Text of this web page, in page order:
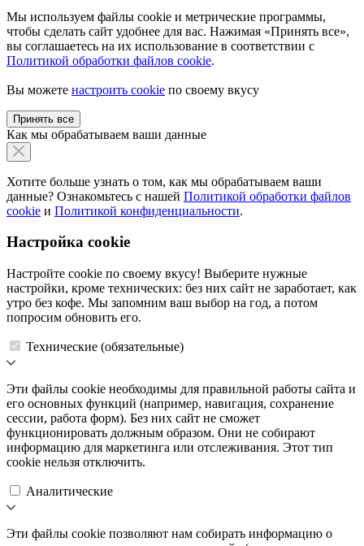
Мы используем файлы cookie и метрические программы,
чтобы сделать сайт удобнее для вас. Нажимая «Принять все»,
вы соглашаетесь на их использование в соответствии с
Политикой обработки файлов cookie.
Вы можете настроить cookie по своему вкусу
Принять все
Как мы обрабатываем ваши данные
Хотите больше узнать о том, как мы обрабатываем ваши
данные? Ознакомьтесь с нашей Политикой обработки файлов
cookie и Политикой конфиденциальности.
Настройка cookie
Настройте cookie по своему вкусу! Выберите нужные
настройки, кроме технических: без них сайт не заработает, как
утро без кофе. Мы запомним ваш выбор на год, а потом
попросим обновить его.
Технические (обязательные)
Эти файлы cookie необходимы для правильной работы сайта и
его основных функций (например, навигация, сохранение
сессии, работа форм). Без них сайт не сможет
функционировать должным образом. Они не собирают
информацию для маркетинга или отслеживания. Этот тип
cookie нельзя отключить.
Аналитические
Эти файлы cookie позволяют нам собирать информацию о